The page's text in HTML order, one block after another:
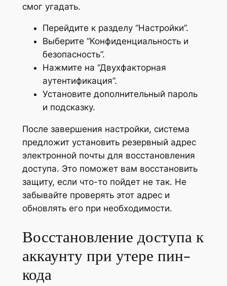
смог угадать.
Перейдите к разделу “Настройки”.
Выберите “Конфиденциальность и
безопасность”.
Нажмите на “Двухфакторная
аутентификация”.
Установите дополнительный пароль
и подсказку.
После завершения настройки, система
предложит установить резервный адрес
электронной почты для восстановления
доступа. Это поможет вам восстановить
защиту, если что-то пойдет не так. Не
забывайте проверять этот адрес и
обновлять его при необходимости.
Восстановление доступа к
аккаунту при утере пин-
кода